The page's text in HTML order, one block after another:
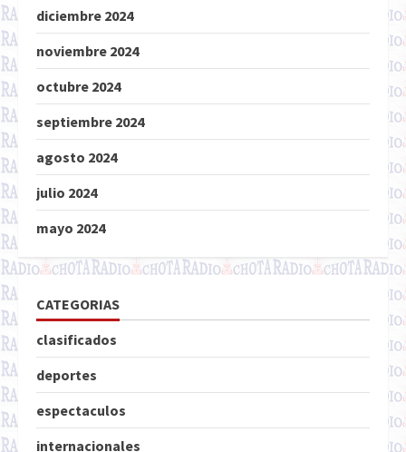
diciembre 2024
noviembre 2024
octubre 2024
septiembre 2024
agosto 2024
julio 2024
mayo 2024
CATEGORIAS
clasificados
deportes
espectaculos
internacionales